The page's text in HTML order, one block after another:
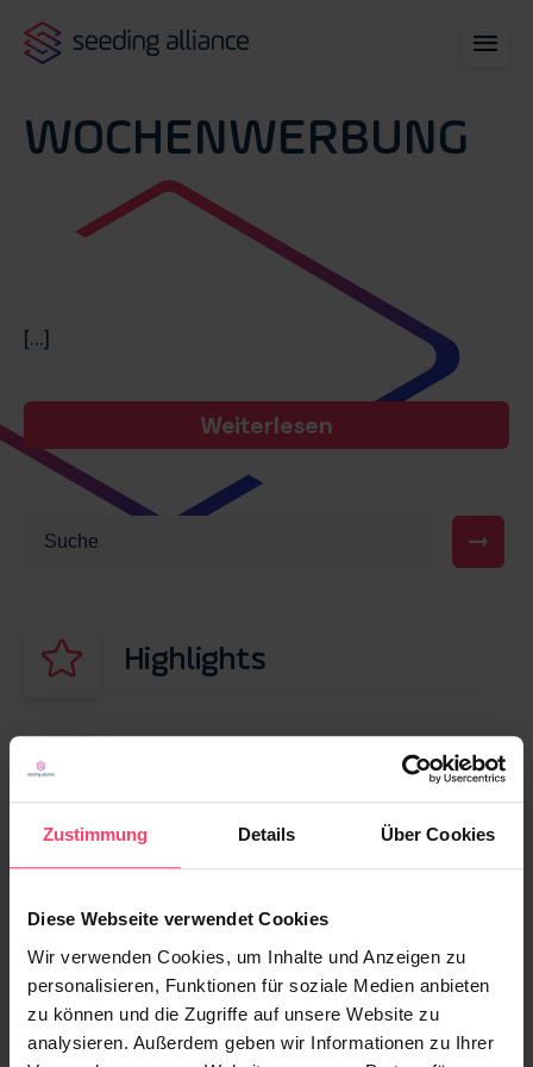
Zustimmung Details Über Cookies
Diese Webseite verwendet Cookies
Wir verwenden Cookies, um Inhalte und Anzeigen zu
personalisieren, Funktionen für soziale Medien anbieten
zu können und die Zugriffe auf unsere Website zu
analysieren. Außerdem geben wir Informationen zu Ihrer
WOCHENWERBUNG
[...]
Weiterlesen
Highlights
Advertorial vs. Native Advertising: Wo liegt
passt zu Ihrem Ziel?
13. MÄRZ 2026
Display Werbung vs. Native Advertising: Was
performt besser?
25. OKTOBER 2021